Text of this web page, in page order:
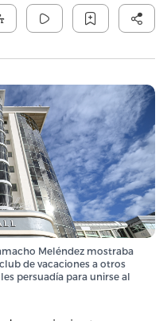
Meléndez mostraba
de vacaciones a otros
persuadía para unirse al